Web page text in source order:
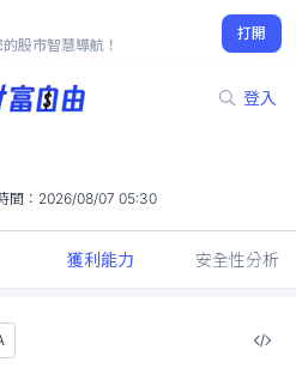
股市智慧導航！
打開
登入
-1.29%
間： 2026/08/07 05:30
獲利能力 安全性分析